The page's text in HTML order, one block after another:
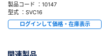
製品コード ：10147
型式 ：SVC16
ログインして価格・在庫表示